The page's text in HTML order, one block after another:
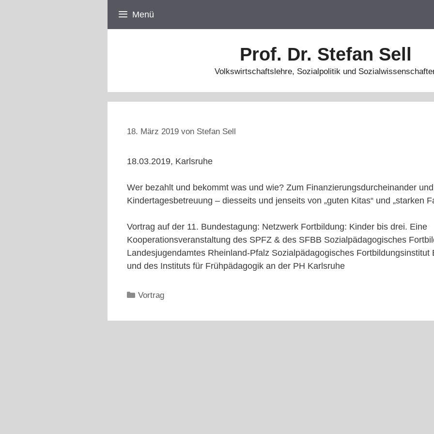
Menü
Prof. Dr. Stefan Sell
Volkswirtschaftslehre, Sozialpolitik und
18. März 2019 von Stefan Sell
18.03.2019, Karlsruhe
Wer bezahlt und bekommt was und wie? Zum Finanzierungsdurcheinander
Kindertagesbetreuung – diesseits und jenseits von „guten Kitas“ und „starken
Vortrag auf der 11. Bundestagung: Netzwerk Fortbildung: Kinder bis drei. Eine
Kooperationsveranstaltung des SPFZ & des SFBB Sozialpädagogisches
Landesjugendamtes Rheinland-Pfalz Sozialpädagogisches Fortbildungsinstitut
und des Instituts für Frühpädagogik an der PH Karlsruhe
Kategorien
Vortrag